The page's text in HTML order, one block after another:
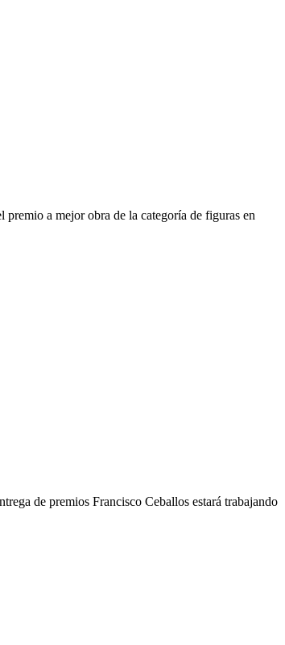
a mejor obra de la categoría de figuras en
de premios Francisco Ceballos estará trabajando